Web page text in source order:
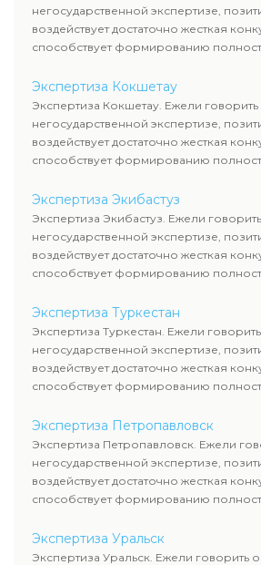
негосударственной экспертизе,
воздействует достаточно жесткая
способствует формированию
Экспертиза Кокшетау
Экспертиза Кокшетау. Ежели говорить
негосударственной экспертизе,
воздействует достаточно жесткая
способствует формированию
Экспертиза Экибастуз
Экспертиза Экибастуз. Ежели
негосударственной экспертизе,
воздействует достаточно жесткая
способствует формированию
Экспертиза Туркестан
Экспертиза Туркестан. Ежели
негосударственной экспертизе,
воздействует достаточно жесткая
способствует формированию
Экспертиза Петропавловск
Экспертиза Петропавловск. Ежели
негосударственной экспертизе,
воздействует достаточно жесткая
способствует формированию
Экспертиза Уральск
Экспертиза Уральск. Ежели говорить о